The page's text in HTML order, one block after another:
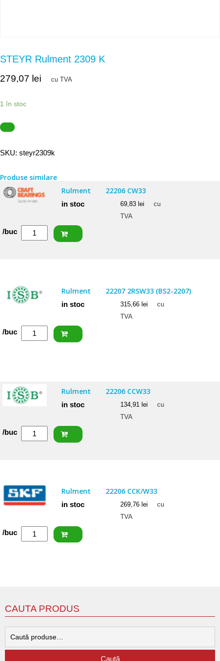
STEYR Rulment 2309 K
279,07 lei cu TVA
1 în stoc
SKU: steyr2309k
Produse similare
Rulment
22206 CW33
in stoc 69,83 lei
cu
TVA
Cantitate
CRAFT
/buc
Rulment 22207 2RSW33 (BS2-2207)
in stoc 315,66 lei
cu
TVA
Cantitate
(BS2-
2207)
/buc
Rulment 22206 CCW33
in stoc 134,91 lei
cu
TVA
Cantitate
/buc
Rulment 22206 CCK/W33
in stoc 269,76 lei
cu
TVA
Cantitate
/buc
CAUTA PRODUS
Caută